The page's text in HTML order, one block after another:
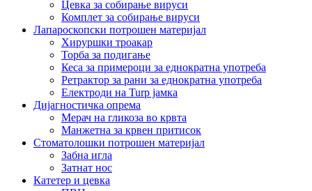
Цевка за собирање вируси
Комплет за собирање вируси
Лапароскопски потрошен материјал
Хируршки троакар
Торба за подигање
Кеса за примероци за еднократна употреба
Ретрактор за рани за еднократна употреба
Електроди на Turp јамка
Дијагностичка опрема
Мерач на гликоза во крвта
Манжетна за крвен притисок
Стоматолошки потрошен материјал
Забна игла
Затнат нос
Катетер и цевка